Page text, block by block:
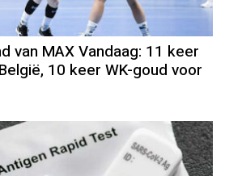
van MAX Vandaag: 11 keer
10 keer WK-goud voor